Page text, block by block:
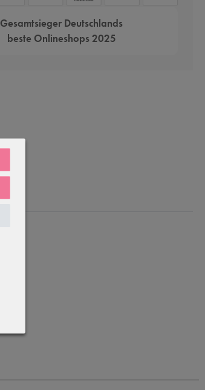
Gesamtsieger Deutschlands
beste Onlineshops 2025